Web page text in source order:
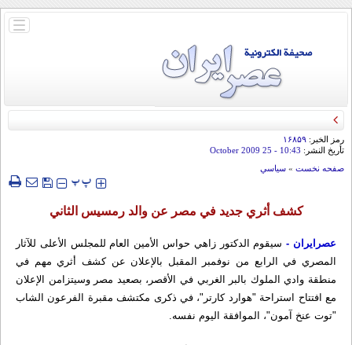
باز
رمز الخبر: ۱۶۸۵۹
تأريخ النشر: 10:43
- 25 October 2009
صفحه نخست » سياسي
‍‍‍ پپ
كشف أثري جديد في مصر عن والد رمسيس الثاني
عصرایران -سيقوم الدكتور زاهي حواس الأمين العام للمجلس الأعلى للآثار
المصري في الرابع من نوفمبر المقبل بالإعلان عن كشف أثري مهم في
منطقة وادي الملوك بالبر الغربي في الأقصر، بصعيد مصر وسيتزامن الإعلان
مع افتتاح استراحة "هوارد كارتر"، في ذكرى مكتشف مقبرة الفرعون الشاب
"توت عنخ آمون"، الموافقة اليوم نفسه.